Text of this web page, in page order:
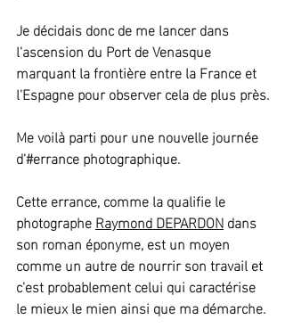
Je décidais donc de me lancer dans
l'ascension du Port de Venasque
marquant la frontière entre la France et
l'Espagne pour observer cela de plus près.
Me voilà parti pour une nouvelle journée
d'#errance photographique.
Cette errance, comme la qualifie le
photographe Raymond DEPARDON dans
son roman éponyme, est un moyen
comme un autre de nourrir son travail et
c'est probablement celui qui caractérise
le mieux le mien ainsi que ma démarche.